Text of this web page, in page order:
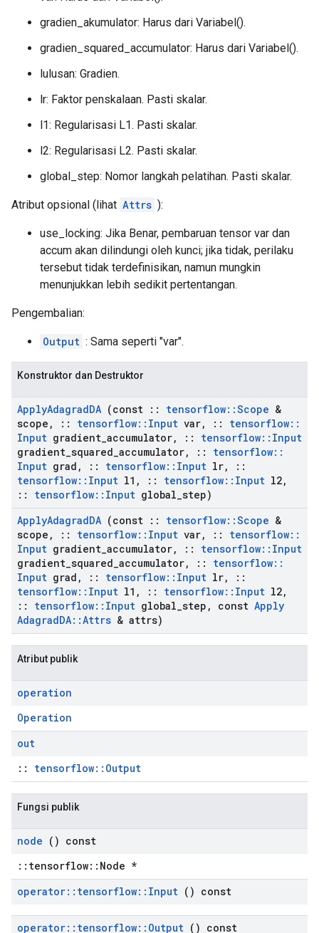
gradien_akumulator: Harus dari Variabel().
gradien_squared_accumulator: Harus dari Variabel().
lulusan: Gradien.
lr: Faktor penskalaan. Pasti skalar.
l1: Regularisasi L1. Pasti skalar.
l2: Regularisasi L2. Pasti skalar.
global_step: Nomor langkah pelatihan. Pasti skalar.
Atribut opsional (lihat Attrs ):
use_locking: Jika Benar, pembaruan tensor var dan
accum akan dilindungi oleh kunci; jika tidak, perilaku
tersebut tidak terdefinisikan, namun mungkin
menunjukkan lebih sedikit pertentangan.
Pengembalian:
Output : Sama seperti "var".
Konstruktor dan Destruktor
ApplyAdagradDA (const :: tensorflow::Scope &
scope , :: tensorflow:: Input var, :: tensorflow::
Input gradient accumulator, :: tensorflow:: Input
gradient squared accumulator, :: tensorflow::
Input grad , :: tensorflow:: Input lr,
::
tensorflow:: Input l1 , :: tensorflow:: Input l2,
::
tensorflow:: Input global step)
ApplyAdagradDA (const :: tensorflow::Scope &
scope , :: tensorflow:: Input var, :: tensorflow::
Input gradient accumulator, :: tensorflow:: Input
gradient squared accumulator, :: tensorflow::
Input grad , :: tensorflow:: Input lr,
::
tensorflow:: Input l1 , :: tensorflow:: Input l2,
::
tensorflow:: Input global step , const Apply
AdagradDA::Attrs & attrs)
Atribut publik
operation
Operation
out
:: tensorflow::Output
Fungsi publik
node () const
::tensorflow::Node *
operator:: tensorflow:: Input () const
operator:: tensorflow:: Output () const